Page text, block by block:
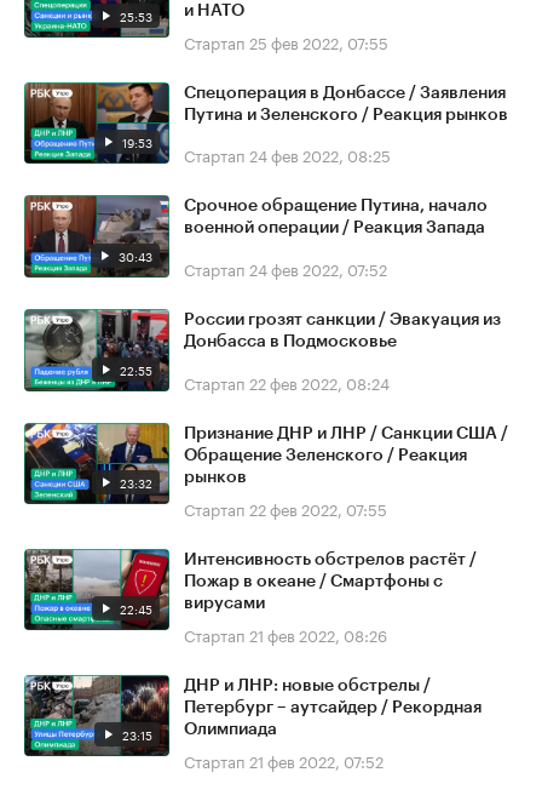
25:53
и НАТО
Стартап 25 фев 2022, 07:55
19:53
Спецоперация в Донбассе / Заявления
Путина и Зеленского / Реакция рынков
Стартап 24 фев 2022, 08:25
30:43
Срочное обращение Путина, начало
военной операции / Реакция Запада
Стартап 24 фев 2022, 07:52
22:55
России грозят санкции / Эвакуация из
Донбасса в Подмосковье
Стартап 22 фев 2022, 08:24
23:32
Признание ДНР и ЛНР / Санкции США /
Обращение Зеленского / Реакция
рынков
Стартап 22 фев 2022, 07:55
22:45
Интенсивность обстрелов растёт /
Пожар в океане / Смартфоны с
вирусами
Стартап 21 фев 2022, 08:26
23:15
ДНР и ЛНР: новые обстрелы /
Петербург – аутсайдер / Рекордная
Олимпиада
Стартап 21 фев 2022, 07:52